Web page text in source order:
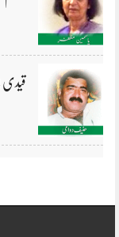
قیدی 804 کی یاترا کیوں؟